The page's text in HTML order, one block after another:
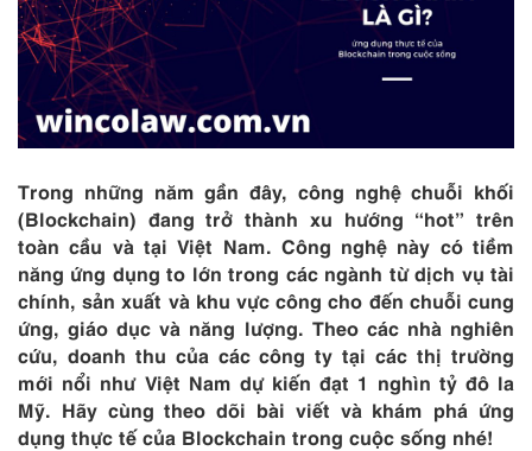
Trong những năm gần đây, công nghệ chuỗi khối
(Blockchain) đang trở thành xu hướng “hot” trên
toàn cầu và tại Việt Nam. Công nghệ này có tiềm
năng ứng dụng to lớn trong các ngành từ dịch vụ tài
chính, sản xuất và khu vực công cho đến chuỗi cung
ứng, giáo dục và năng lượng. Theo các nhà nghiên
cứu, doanh thu của các công ty tại các thị trường
mới nổi như Việt Nam dự kiến ​​đạt 1 nghìn tỷ đô la
Mỹ. Hãy cùng theo dõi bài viết và khám phá ứng
dụng thực tế của Blockchain trong cuộc sống nhé!